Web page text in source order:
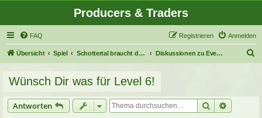
Producers & Traders
FAQ Anmelden
Registrieren
Übersicht Spiel Schottertal braucht deine Hilfe! Diskussionen zu Events & Umfragen
Wünsch Dir was für Level 6!
Antworten Suche